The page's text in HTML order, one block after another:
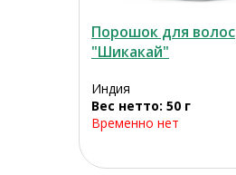
Порошок для волос
"Шикакай"
Индия
Вес нетто: 50 г
Временно нет